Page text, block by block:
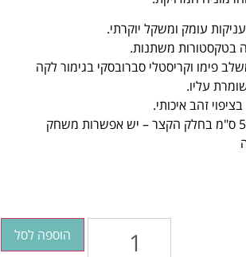
עומק ומשקל יוקרתי.
בטקסטורות משתנות.
פימו וקריסטלי סברובסקי בגימור לקה
עליו.
זהב איכותי.
​אורך השרשרת: כ-55 ס"מ בחלק הקצר – יש אפשרות משחק
הוספה לסל